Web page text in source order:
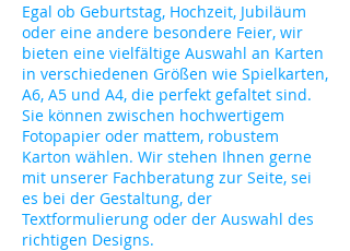
Egal ob Geburtstag, Hochzeit, Jubiläum
oder eine andere besondere Feier, wir
bieten eine vielfältige Auswahl an Karten
in verschiedenen Größen wie Spielkarten,
A6, A5 und A4, die perfekt gefaltet sind.
Sie können zwischen hochwertigem
Fotopapier oder mattem, robustem
Karton wählen. Wir stehen Ihnen gerne
mit unserer Fachberatung zur Seite, sei
es bei der Gestaltung, der
Textformulierung oder der Auswahl des
richtigen Designs.